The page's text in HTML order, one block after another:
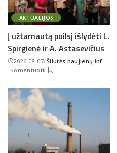
AKTUALIJOS
Į užtarnautą poilsį išlydėti L.
Spirgienė ir A. Astasevičius
2026-08-07Posted
by
Šilutės naujienų inf.
Komentuoti